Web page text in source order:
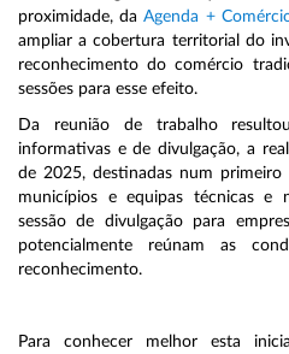
proximidade, daAgenda +
ampliar a cobertura territorial do
reconhecimento do comércio
sessões para esse efeito.
Da reunião de trabalho
informativas e de divulgação, a
de 2025, destinadas num
municípios e equipas técnicas e
sessão de divulgação para
potencialmente reúnam as
reconhecimento.
Para conhecer melhor esta